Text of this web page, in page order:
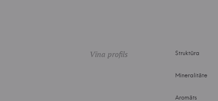
Vīna profils Struktūra
Mineralitāte
Aromāts